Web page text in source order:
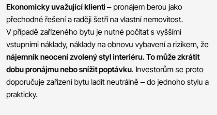
Ekonomicky uvažující klienti– pronájem berou jako
přechodné řešení a raději šetří na vlastní nemovitost.
V případě zařízeného bytu je nutné počítat s vyššími
vstupními náklady, náklady na obnovu vybavení a rizikem, že
nájemník neocení zvolený styl interiéru. To může zkrátit
dobu pronájmu nebo snížit poptávku. Investorům se proto
doporučuje zařízení bytu ladit neutrálně – do jednoho stylu a
prakticky.